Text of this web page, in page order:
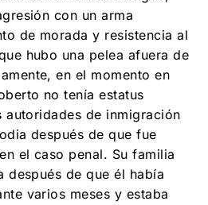
con un arma
de morada y resistencia al
hubo una pelea afuera de
en el momento en
no tenía estatus
de inmigración
después de que fue
el caso penal. Su familia
después de que él había
varios meses y estaba